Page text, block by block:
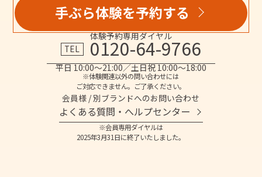
手ぶら体験を予約する
体験予約専用ダイヤル
TEL
0120-64-9766
平日 10:00～21:00／土日祝 10:00～18:00
※体験関連以外の問い合わせには
ご対応できません。ご了承ください。
会員様 / 別ブランドへのお問い合わせ
よくある質問・へルプセンター
※会員専用ダイヤルは
2025年3月31日に終了いたしました。